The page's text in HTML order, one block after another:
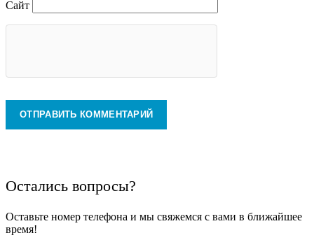
Сайт
Остались вопросы?
Оставьте номер телефона и мы свяжемся с вами в ближайшее
время!